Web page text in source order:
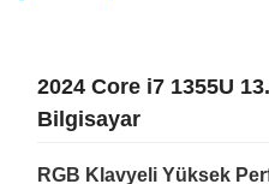
2024 Core i7 1355U
Bilgisayar
RGB Klavyeli Yüksek